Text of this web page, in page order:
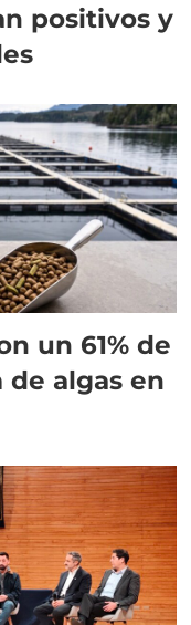
positivos y
un 61% de
algas en